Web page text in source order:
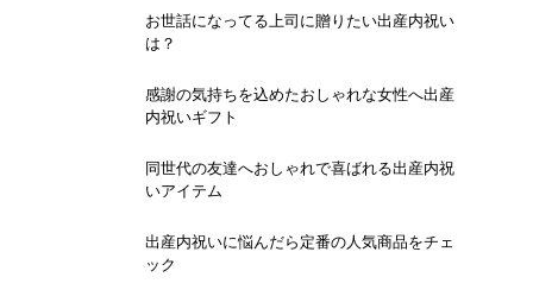
お世話になってる上司に贈りたい出産内祝い
は？
感謝の気持ちを込めたおしゃれな女性へ出産
内祝いギフト
同世代の友達へおしゃれで喜ばれる出産内祝
いアイテム
出産内祝いに悩んだら定番の人気商品をチェ
ック